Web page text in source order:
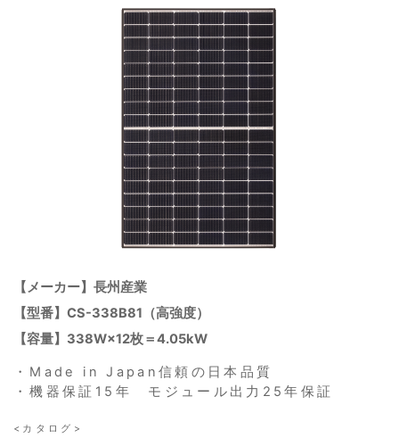
【メーカー】長州産業
【型番】CS-338B81（高強度）
【容量】338W×12枚＝4.05kW
・Made in Japan信頼の日本品質
・機器保証15年 モジュール出力25年保証
<カタログ>